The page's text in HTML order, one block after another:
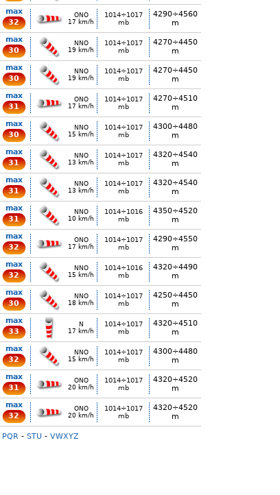
max
32
ONO
17 km/h
1014÷1017
mb
4290÷4560
m
max
30
NNO
19 km/h
1014÷1017
mb
4270÷4450
m
max
30
NNO
19 km/h
1014÷1017
mb
4270÷4450
m
max
31
ONO
17 km/h
1014÷1017
mb
4270÷4510
m
max
30
NNO
15 km/h
1014÷1017
mb
4300÷4480
m
max
31
NNO
13 km/h
1014÷1017
mb
4320÷4540
m
max
31
NNO
13 km/h
1014÷1017
mb
4320÷4540
m
max
31
NNO
10 km/h
1014÷1016
mb
4350÷4520
m
max
32
ONO
17 km/h
1014÷1017
mb
4290÷4550
m
max
32
NNO
15 km/h
1014÷1016
mb
4320÷4490
m
max
30
NNO
18 km/h
1014÷1017
mb
4250÷4450
m
max
33
N
17 km/h
1014÷1017
mb
4320÷4510
m
max
32
NNO
15 km/h
1014÷1017
mb
4300÷4480
m
max
31
ONO
20 km/h
1014÷1017
mb
4320÷4520
m
max
32
ONO
20 km/h
1014÷1017
mb
4320÷4520
m
PQR - STU - VWXYZ